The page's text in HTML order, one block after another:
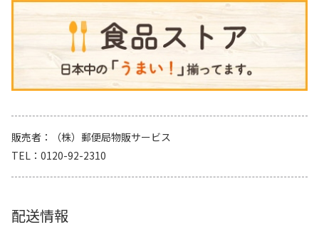
販売者
（株）郵便局物販サービス
TEL
0120-92-2310
配送情報